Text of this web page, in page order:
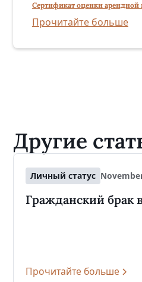
Сертификат оценки арендной
Прочитайте больше
Другие
Личный статус
Гражданский брак
Прочитайте больше